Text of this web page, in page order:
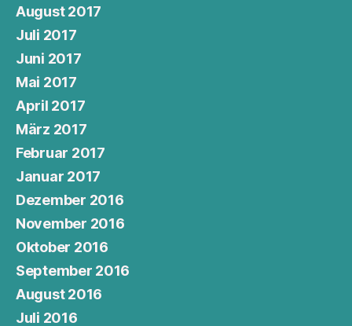
August 2017
Juli 2017
Juni 2017
Mai 2017
April 2017
März 2017
Februar 2017
Januar 2017
Dezember 2016
November 2016
Oktober 2016
September 2016
August 2016
Juli 2016